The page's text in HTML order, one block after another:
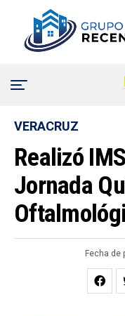
VERACRUZ
Realizó
Jornada
Fecha de